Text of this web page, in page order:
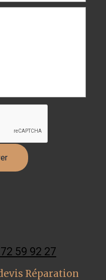
59 92 27
Réparation